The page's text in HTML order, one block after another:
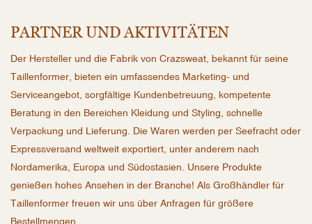
PARTNER UND AKTIVITÄTEN
Der Hersteller und die Fabrik von Crazsweat, bekannt für seine
Taillenformer, bieten ein umfassendes Marketing- und
Serviceangebot, sorgfältige Kundenbetreuung, kompetente
Beratung in den Bereichen Kleidung und Styling, schnelle
Verpackung und Lieferung. Die Waren werden per Seefracht oder
Expressversand weltweit exportiert, unter anderem nach
Nordamerika, Europa und Südostasien. Unsere Produkte
genießen hohes Ansehen in der Branche! Als Großhändler für
Taillenformer freuen wir uns über Anfragen für größere
Bestellmengen